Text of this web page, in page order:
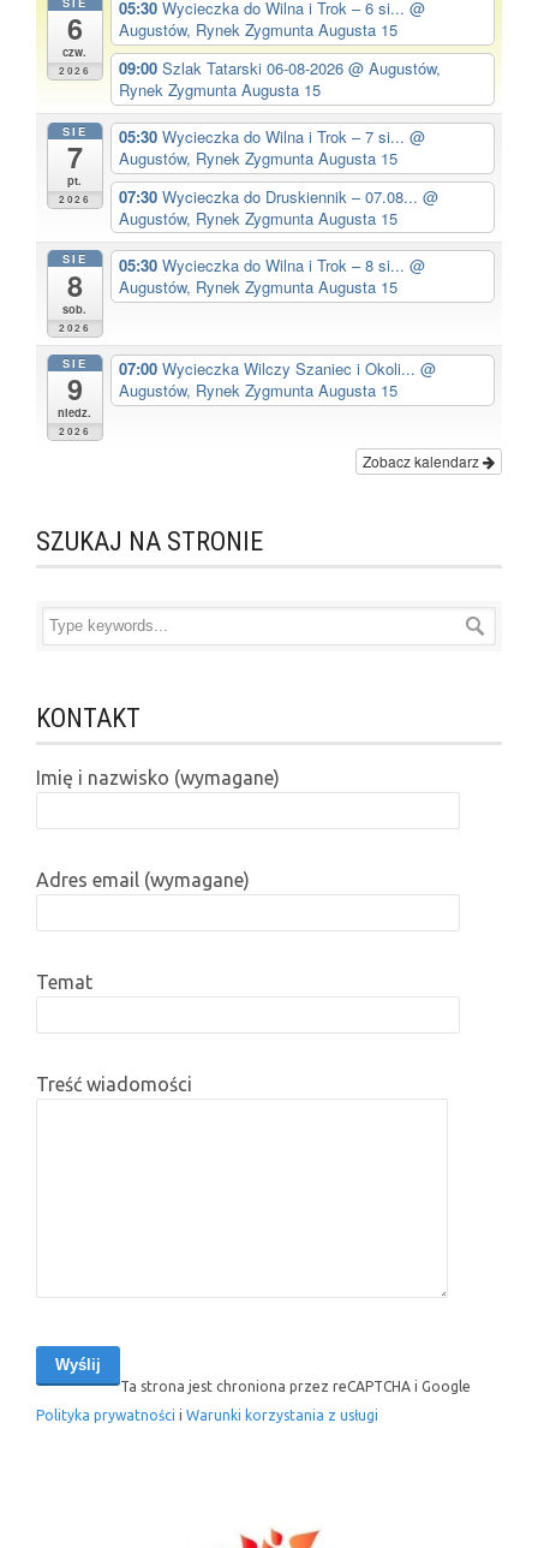
6
czw.
2026
05:30 Wycieczka do Wilna i Trok – 6 si... @
Augustów, Rynek Zygmunta Augusta 15
09:00 Szlak Tatarski 06-08-2026 @ Augustów,
Rynek Zygmunta Augusta 15
SIE
7
pt.
2026
05:30 Wycieczka do Wilna i Trok – 7 si... @
Augustów, Rynek Zygmunta Augusta 15
07:30 Wycieczka do Druskiennik – 07.08... @
Augustów, Rynek Zygmunta Augusta 15
SIE
8
sob.
2026
05:30 Wycieczka do Wilna i Trok – 8 si... @
Augustów, Rynek Zygmunta Augusta 15
SIE
9
niedz.
2026
07:00 Wycieczka Wilczy Szaniec i Okoli... @
Augustów, Rynek Zygmunta Augusta 15
Zobacz kalendarz
SZUKAJ NA STRONIE
KONTAKT
Imię i nazwisko (wymagane)
Adres email (wymagane)
Temat
Treść wiadomości
Ta strona jest chroniona przez reCAPTCHA i Google
Polityka prywatności i Warunki korzystania z usługi